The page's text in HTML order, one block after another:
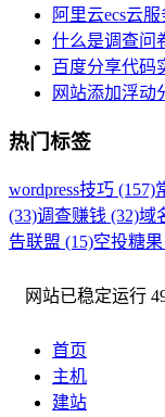
阿里云ecs云
什么是调查问
百度分享代码
网站添加浮动
热门标签
wordpress技巧 (157)
(33)调查赚钱 (32)域
告联盟 (15)空投糖果
网站已稳定运行
首页
主机
建站